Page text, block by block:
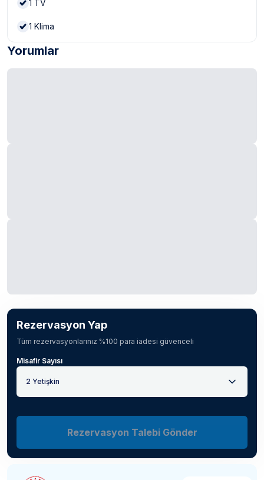
1 TV
1 Klima
Yorumlar
Rezervasyon Yap
Tüm rezervasyonlarınız %100 para iadesi güvenceli
Misafir Sayısı
2 Yetişkin
Rezervasyon Talebi Gönder